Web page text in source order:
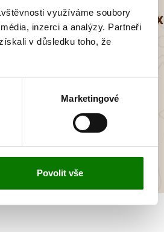
využíváme soubory
inzerci a analýzy. Partneři
v důsledku toho, že
Marketingové
Povolit vše
OMEGA 3 KOMPLEX